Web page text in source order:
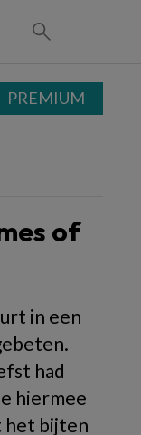
of
in een
had
hiermee
het bijten
PREMIUM